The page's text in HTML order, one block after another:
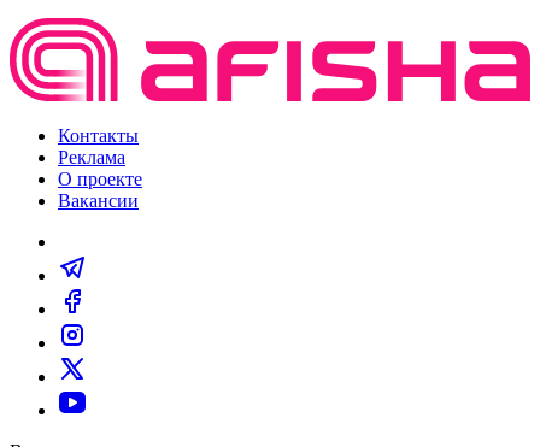
Контакты
Реклама
О проекте
Вакансии